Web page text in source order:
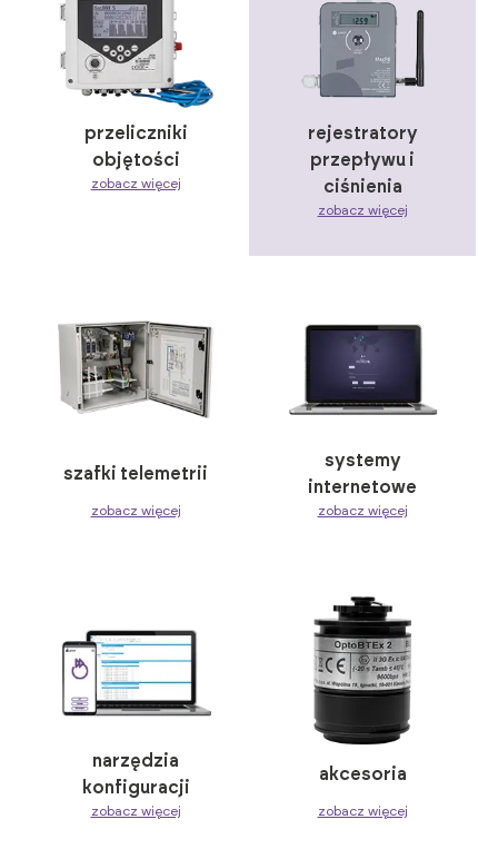
przeliczniki
objętości
zobacz więcej
rejestratory
przepływu i
ciśnienia
zobacz więcej
szafki telemetrii
zobacz więcej
systemy
internetowe
zobacz więcej
narzędzia
konfiguracji
zobacz więcej
akcesoria
zobacz więcej